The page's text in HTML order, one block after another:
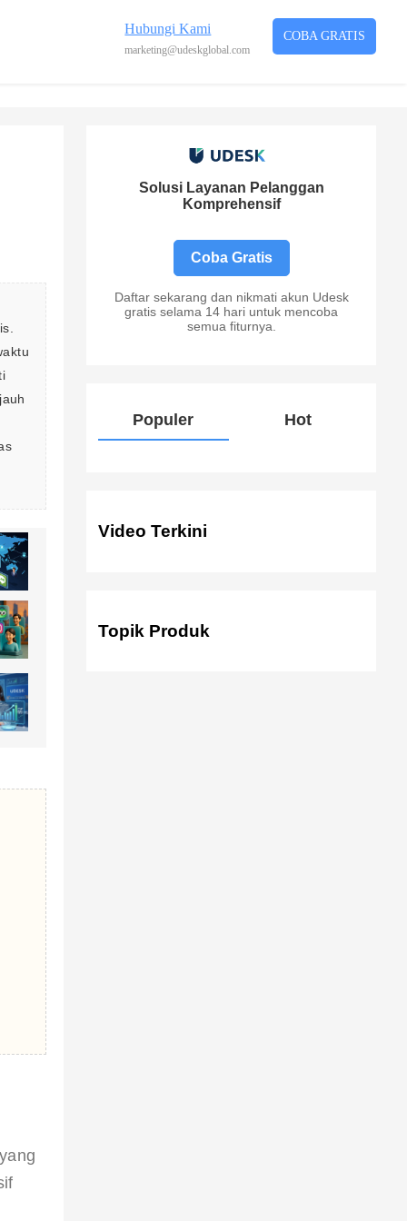
Hubungi Kami
marketing@udeskglobal.com
COBA GRATIS
Solusi Layanan Pelanggan
Komprehensif
Coba Gratis
Daftar sekarang dan nikmati akun Udesk
gratis selama 14 hari untuk mencoba
semua fiturnya.
Populer Hot
Video Terkini
Topik Produk